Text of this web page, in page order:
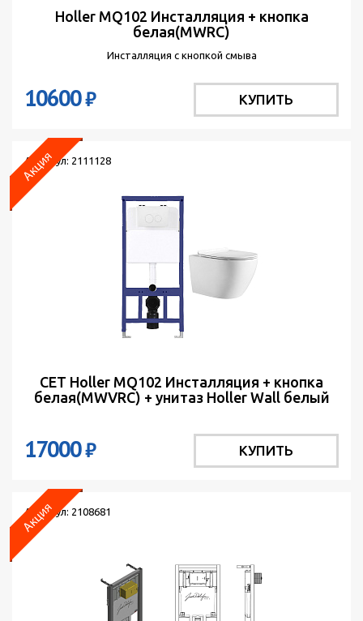
Holler MQ102 Инсталляция + кнопка
белая(MWRC)
Инсталляция с кнопкой смыва
10600₽ КУПИТЬ
Артикул: 2111128
СЕТ Holler MQ102 Инсталляция + кнопка
белая(MWVRC) + унитаз Holler Wall белый
17000₽ КУПИТЬ
Артикул: 2108681